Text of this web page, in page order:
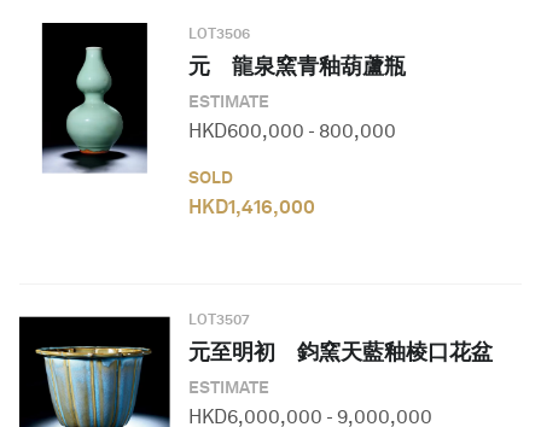
LOT3506
元 龍泉窯青釉葫蘆瓶
ESTIMATE
HKD600,000 - 800,000
SOLD
HKD1,416,000
LOT3507
元至明初 鈞窯天藍釉棱口花盆
ESTIMATE
HKD6,000,000 - 9,000,000